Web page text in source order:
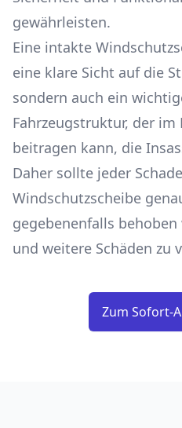
gewährleisten.
Eine intakte
eine klare Sicht auf die
sondern auch ein
Fahrzeugstruktur, der im
beitragen kann, die
Daher sollte jeder
Windschutzscheibe
gegebenenfalls
und weitere Schäden zu
Zum Sofort-